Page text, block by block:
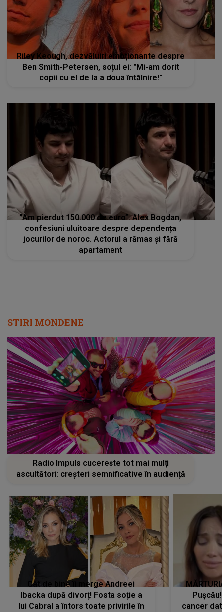
Riley Keough, dezvăluiri emoționante despre
Ben Smith-Petersen, soțul ei: "Mi-am dorit
copii cu el de la a doua întălnire!"
”Am pierdut 150.000 de euro”. Alex Bogdan,
confesiuni uluitoare despre dependența
jocurilor de noroc. Actorul a rămas și fără
apartament
STIRI MONDENE
Radio Impuls cucerește tot mai mulți
ascultători: creșteri semnificative în audiență
Cât de bine îi merge Andreei
Ibacka după divorț! Fosta soție a
lui Cabral a întors toate privirile în
cancer